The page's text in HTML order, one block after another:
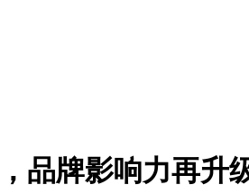
品牌影响力再升